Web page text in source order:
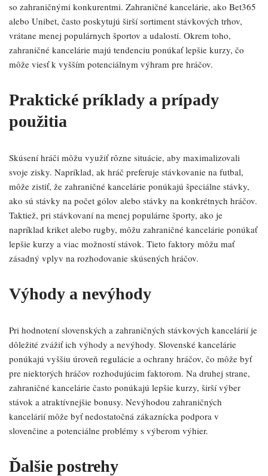
so zahraničnými konkurentmi. Zahraničné kancelárie, ako Bet365
alebo Unibet, často poskytujú širší sortiment stávkových trhov,
vrátane menej populárnych športov a udalostí. Okrem toho,
zahraničné kancelárie majú tendenciu ponúkať lepšie kurzy, čo
môže viesť k vyšším potenciálnym výhram pre hráčov.
Praktické príklady a prípady
použitia
Skúsení hráči môžu využiť rôzne situácie, aby maximalizovali
svoje zisky. Napríklad, ak hráč preferuje stávkovanie na futbal,
môže zistiť, že zahraničné kancelárie ponúkajú špeciálne stávky,
ako sú stávky na počet gólov alebo stávky na konkrétnych hráčov.
Taktiež, pri stávkovaní na menej populárne športy, ako je
napríklad kriket alebo rugby, môžu zahraničné kancelárie ponúkať
lepšie kurzy a viac možností stávok. Tieto faktory môžu mať
zásadný vplyv na rozhodovanie skúsených hráčov.
Výhody a nevýhody
Pri hodnotení slovenských a zahraničných stávkových kancelárií je
dôležité zvážiť ich výhody a nevýhody. Slovenské kancelárie
ponúkajú vyššiu úroveň regulácie a ochrany hráčov, čo môže byť
pre niektorých hráčov rozhodujúcim faktorom. Na druhej strane,
zahraničné kancelárie často ponúkajú lepšie kurzy, širší výber
stávok a atraktívnejšie bonusy. Nevýhodou zahraničných
kancelárií môže byť nedostatočná zákaznícka podpora v
slovenčine a potenciálne problémy s výberom výhier.
Ďalšie postrehy